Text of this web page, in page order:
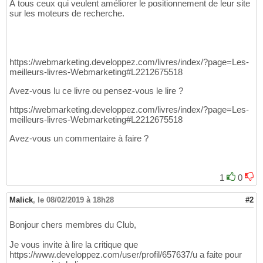
À tous ceux qui veulent améliorer le positionnement de leur site
sur les moteurs de recherche.
https://webmarketing.developpez.com/livres/index/?page=Les-
meilleurs-livres-Webmarketing#L2212675518
Avez-vous lu ce livre ou pensez-vous le lire ?
https://webmarketing.developpez.com/livres/index/?page=Les-
meilleurs-livres-Webmarketing#L2212675518
Avez-vous un commentaire à faire ?
1 0
Malick, le 08/02/2019 à 18h28 #2
Bonjour chers membres du Club,
Je vous invite à lire la critique que
https://www.developpez.com/user/profil/657637/u a faite pour